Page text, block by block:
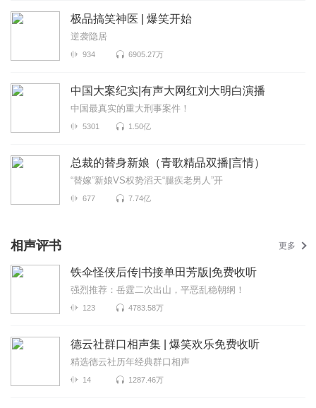
极品搞笑神医 | 爆笑开始
逆袭隐居
934 6905.27万
中国大案纪实|有声大网红刘大明白演播
中国最真实的重大刑事案件！
5301 1.50亿
总裁的替身新娘（青歌精品双播|言情）
“替嫁”新娘VS权势滔天“腿疾老男人”开
677 7.74亿
相声评书 更多
铁伞怪侠后传|书接单田芳版|免费收听
强烈推荐：岳霆二次出山，平恶乱稳朝纲！
123 4783.58万
德云社群口相声集 | 爆笑欢乐免费收听
精选德云社历年经典群口相声
14 1287.46万